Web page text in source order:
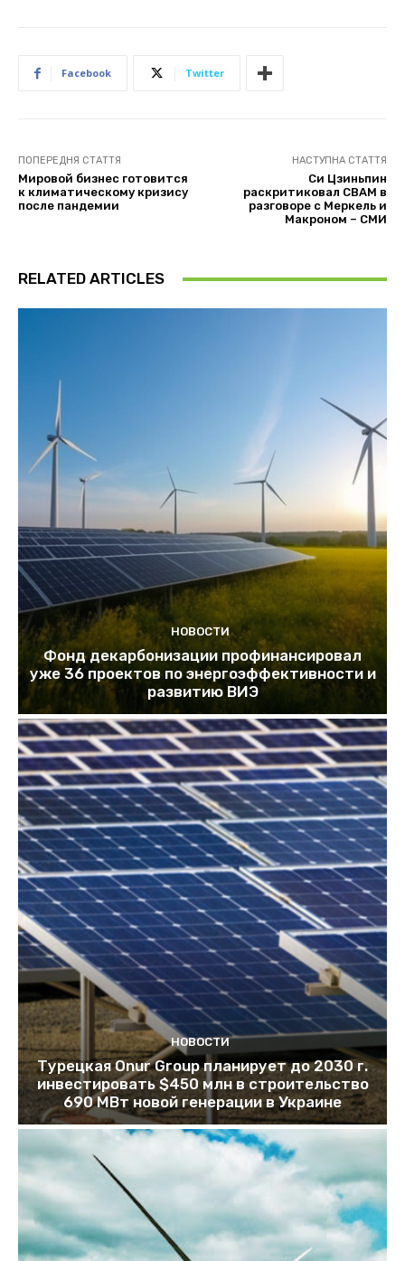
Facebook Twitter
ПОПЕРЕДНЯ СТАТТЯ
Мировой бизнес готовится
к климатическому кризису
после пандемии
НАСТУПНА СТАТТЯ
Си Цзиньпин
раскритиковал CBAM в
разговоре с Меркель и
Макроном – СМИ
RELATED ARTICLES
НОВОСТИ
Фонд декарбонизации профинансировал
уже 36 проектов по энергоэффективности и
развитию ВИЭ
НОВОСТИ
Турецкая Onur Group планирует до 2030 г.
инвестировать $450 млн в строительство
690 МВт новой генерации в Украине